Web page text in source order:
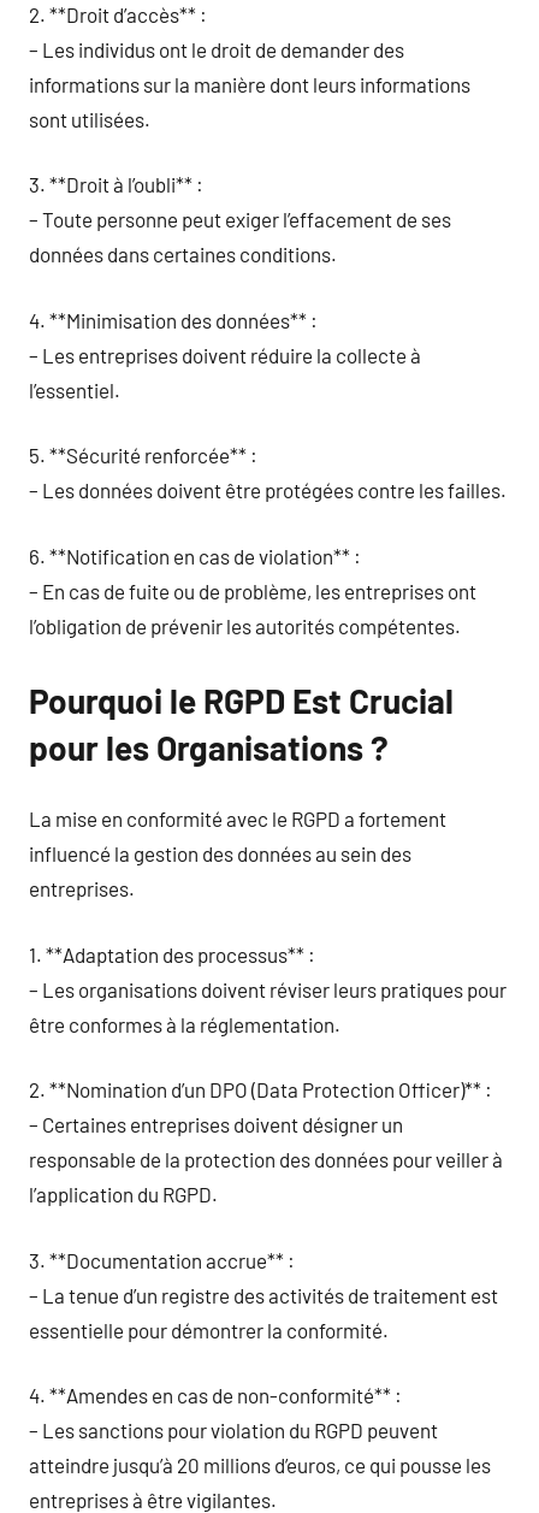
2. **Droit d’accès** :
– Les individus ont le droit de demander des
informations sur la manière dont leurs informations
sont utilisées.
3. **Droit à l’oubli** :
– Toute personne peut exiger l’effacement de ses
données dans certaines conditions.
4. **Minimisation des données** :
– Les entreprises doivent réduire la collecte à
l’essentiel.
5. **Sécurité renforcée** :
– Les données doivent être protégées contre les failles.
6. **Notification en cas de violation** :
– En cas de fuite ou de problème, les entreprises ont
l’obligation de prévenir les autorités compétentes.
Pourquoi le RGPD Est Crucial
pour les Organisations ?
La mise en conformité avec le RGPD a fortement
influencé la gestion des données au sein des
entreprises.
1. **Adaptation des processus** :
– Les organisations doivent réviser leurs pratiques pour
être conformes à la réglementation.
2. **Nomination d’un DPO (Data Protection Officer)** :
– Certaines entreprises doivent désigner un
responsable de la protection des données pour veiller à
l’application du RGPD.
3. **Documentation accrue** :
– La tenue d’un registre des activités de traitement est
essentielle pour démontrer la conformité.
4. **Amendes en cas de non-conformité** :
– Les sanctions pour violation du RGPD peuvent
atteindre jusqu’à 20 millions d’euros, ce qui pousse les
entreprises à être vigilantes.